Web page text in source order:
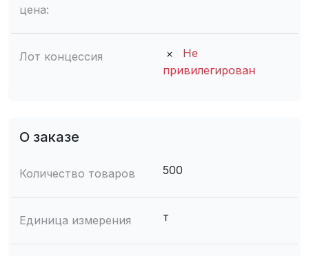
цена:
Лот концессия
Не
привилегирован
О заказе
Количество товаров 500
Единица измерения т